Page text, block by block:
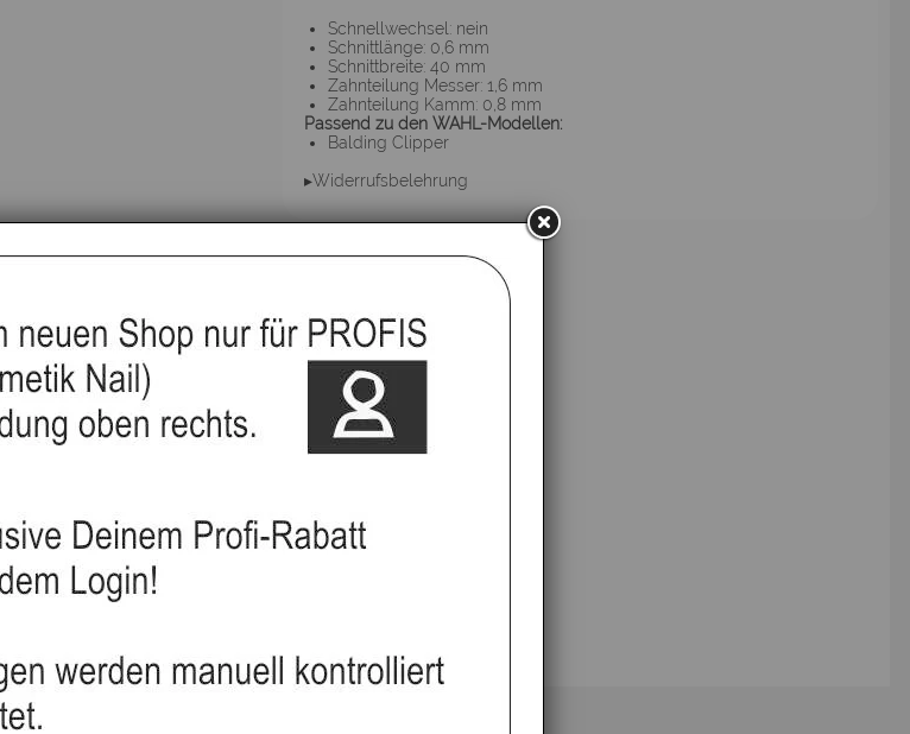
Schnellwechsel: nein
Schnittlänge: 0,6 mm
Schnittbreite: 40 mm
Zahnteilung Messer: 1,6 mm
Zahnteilung Kamm: 0,8 mm
Passend zu den WAHL-Modellen:
Balding Clipper
▸Widerrufsbelehrung